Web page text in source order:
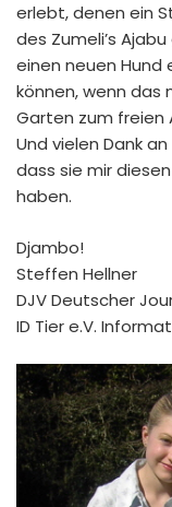
erlebt, denen ein
des Zumeli’s
einen neuen
können, wenn das
Garten zum freien
Und vielen Dank
dass sie mir
haben.
Djambo!
Steffen Hellner
DJV Deutscher
ID Tier e.V.